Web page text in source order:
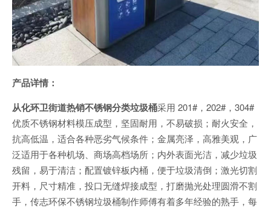
产品详情：
从化环卫街道热销不锈钢分类垃圾桶采用 201#，202#，304#
优质不锈钢材料模压成型，坚固耐用，不易破损；耐火安全，
抗高低温，适合各种恶劣气候条件；金属亮泽，高雅美观，广
泛适用于各种机场、商场高档场所；内外表面光洁，减少垃圾
残留，易于清洁；配置镀锌板内桶，便于垃圾清倒；激光切割
开料，尺寸精准，投口无缝焊接成型，打磨抛光处理圆滑不割
手，传志环保不锈钢垃圾桶制作师傅有着多年经验的熟手，每